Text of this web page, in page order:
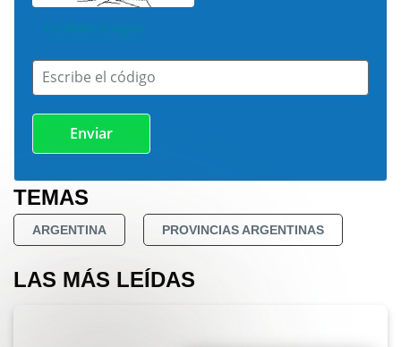
Cambiar imagen
Escribe el código
TEMAS
ARGENTINA PROVINCIAS ARGENTINAS
LAS MÁS LEÍDAS